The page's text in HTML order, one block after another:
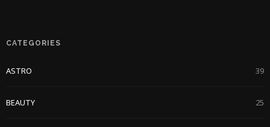
CATEGORIES
ASTRO 39
BEAUTY 25